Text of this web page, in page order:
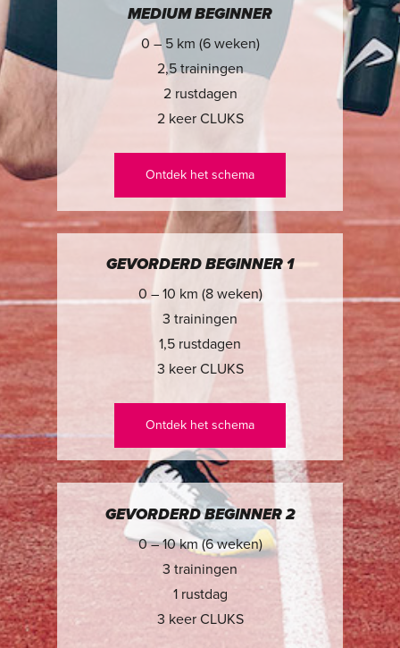
MEDIUM BEGINNER
0 – 5 km (6 weken)
2,5 trainingen
2 rustdagen
2 keer CLUKS
Ontdek het schema
GEVORDERD BEGINNER 1
0 – 10 km (8 weken)
3 trainingen
1,5 rustdagen
3 keer CLUKS
Ontdek het schema
GEVORDERD BEGINNER 2
0 – 10 km (6 weken)
3 trainingen
1 rustdag
3 keer CLUKS